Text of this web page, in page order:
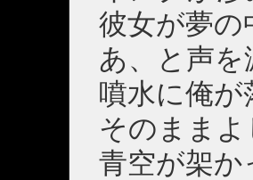
彼女が夢の
あ、と声を
噴水に俺
そのまま
青空が架か